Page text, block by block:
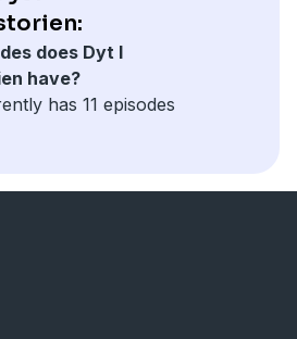
med hjælp fra Anthon
Mette Boritz,
Podcasten er
Agency for
Vores Tid og 24syv. Bil
chauffør Søren Eckhardt.
does Dyt I
have?
has 11 episodes